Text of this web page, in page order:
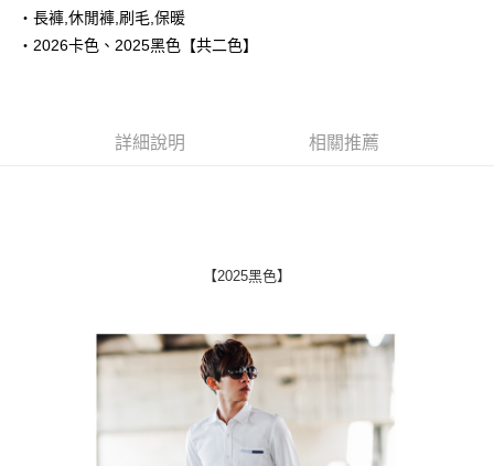
街口支付
AFTEE先享後付
２．便利：只要手機號碼，簡訊認證，即可結帳。
【「AFTEE先享後付」結帳流程】
１．於結帳方式選擇「AFTEE先享後付」後，將跳轉至「AFTEE先享後付」
結帳頁面，進行簡訊認證並確認金額後，即可完成結帳。
２．訂單成立數日內，您將收到繳費通知簡訊。
３．收到繳費通知簡訊後14天內，點擊此簡訊中的連結，可透過四大超商／
ATM／網路銀行／等多元方式進行付款，方視為交易完成。
※ 請注意：結帳手續完成當下不需立刻繳費，但若您需要取消訂單，請聯絡
每筆NT$80，滿NT$1,800(含以上)免運費
先付款後全家取貨
每筆NT$80，滿NT$1,800(含以上)免運費
‧長褲,休閒褲,刷毛,保暖
‧2026卡色、2025黑色【共二色】
詳細說明 相關推薦
【2025黑色】